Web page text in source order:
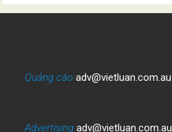
Quảng cáo adv@vietluan.com.au
Advertising adv@vietluan.com.au